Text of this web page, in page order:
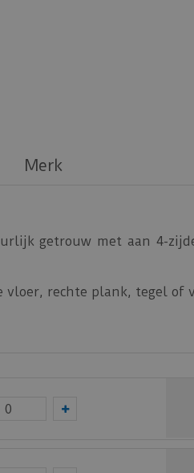
Merk
getrouw met aan 4-
vloer, rechte plank, tegel of